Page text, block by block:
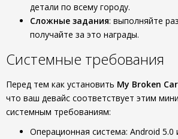
детали по всему городу.
Сложные задания: выполняйте
получайте за это награды.
Системные требования
Перед тем как установить My Broken
что ваш девайс соответствует этим
системным требованиям:
Операционная система: Android